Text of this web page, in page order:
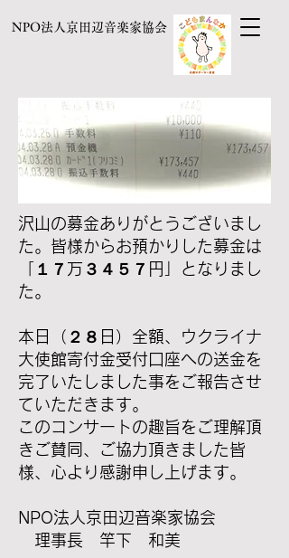
NPO法人京田辺音楽家協会
沢山の募金ありがとうございまし
た。皆様からお預かりした募金は
「１７万３４５７円」となりまし
た。
本日（２８日）全額、ウクライナ
大使館寄付金受付口座への送金を
完了いたしました事をご報告させ
ていただきます。
このコンサートの趣旨をご理解頂
きご賛同、ご協力頂きました皆
様、心より感謝申し上げます。
NPO法人京田辺音楽家協会
理事長 竿下 和美